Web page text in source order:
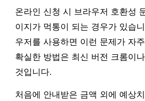
온라인 신청 시 브라우저 호환성
이지가 먹통이 되는 경우가 있습
우저를 사용하면 이런 문제가 자
확실한 방법은 최신 버전 크롬이
것입니다.
처음에 안내받은 금액 외에 예상